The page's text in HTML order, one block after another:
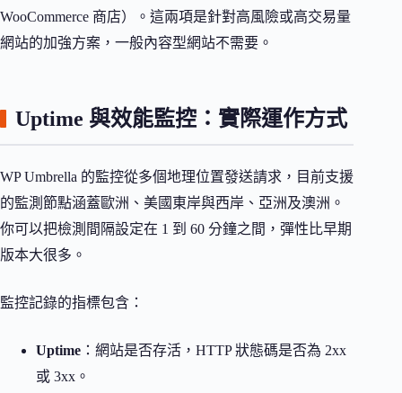
WooCommerce 商店）。這兩項是針對高風險或高交易量
網站的加強方案，一般內容型網站不需要。
Uptime 與效能監控：實際運作方式
WP Umbrella 的監控從多個地理位置發送請求，目前支援
的監測節點涵蓋歐洲、美國東岸與西岸、亞洲及澳洲。
你可以把檢測間隔設定在 1 到 60 分鐘之間，彈性比早期
版本大很多。
監控記錄的指標包含：
Uptime ：網站是否存活，HTTP 狀態碼是否為 2xx
或 3xx。